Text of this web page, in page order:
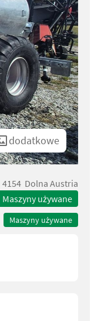
dodatkowe
4154 Dolna Austria
Maszyny używane
Maszyny używane